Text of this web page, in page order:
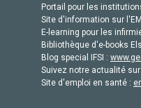
Portail pour les
Site d'information sur
E-learning pour les
Bibliothèque d'e-books
Blog special IFSI :
Suivez notre actualité
Site d'emploi en santé :